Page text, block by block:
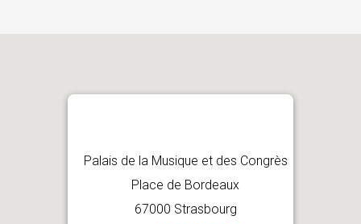
Palais de la Musique et des Congrès
Place de Bordeaux
67000 Strasbourg